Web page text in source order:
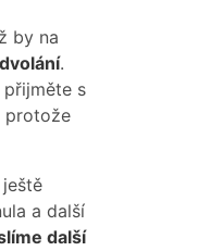
by na
.
s
protože
a další
další